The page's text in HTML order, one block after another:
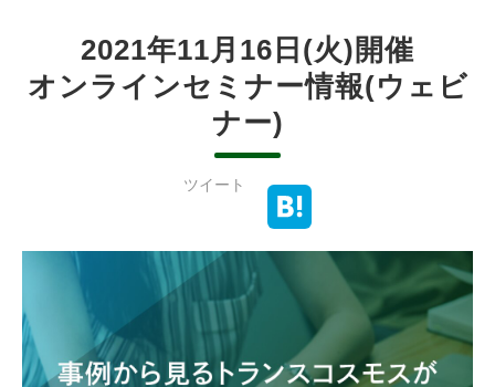
2021年11月16日(火)開催
オンラインセミナー情報(ウェビ
ナー)
ツイート